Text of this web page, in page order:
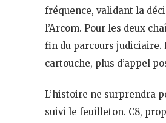
fréquence, validant la
l’Arcom. Pour les deux
fin du parcours judiciaire.
cartouche, plus d’appel
L’histoire ne surprendra
suivi le feuilleton. C8,